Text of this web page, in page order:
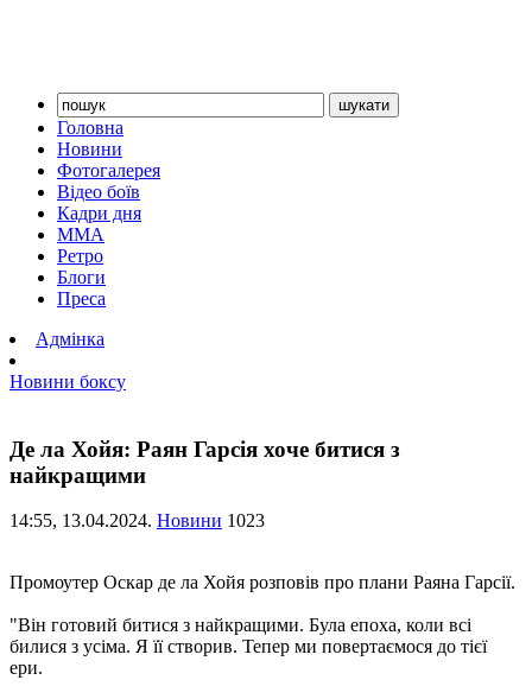
Головна
Новини
Фотогалерея
Відео боїв
Кадри дня
ММА
Ретро
Блоги
Преса
Адмінка
Новини боксу
Де ла Хойя: Раян Гарсія хоче битися з
найкращими
14:55, 13.04.2024. Новини 1023
Промоутер Оскар де ла Хойя розповів про плани Раяна Гарсії.
"Він готовий битися з найкращими. Була епоха, коли всі
билися з усіма. Я її створив. Тепер ми повертаємося до тієї
ери.